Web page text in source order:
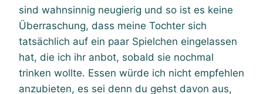
sind wahnsinnig neugierig und so ist es keine
Überraschung, dass meine Tochter sich
tatsächlich auf ein paar Spielchen eingelassen
hat, die ich ihr anbot, sobald sie nochmal
trinken wollte. Essen würde ich nicht empfehlen
anzubieten, es sei denn du gehst davon aus,